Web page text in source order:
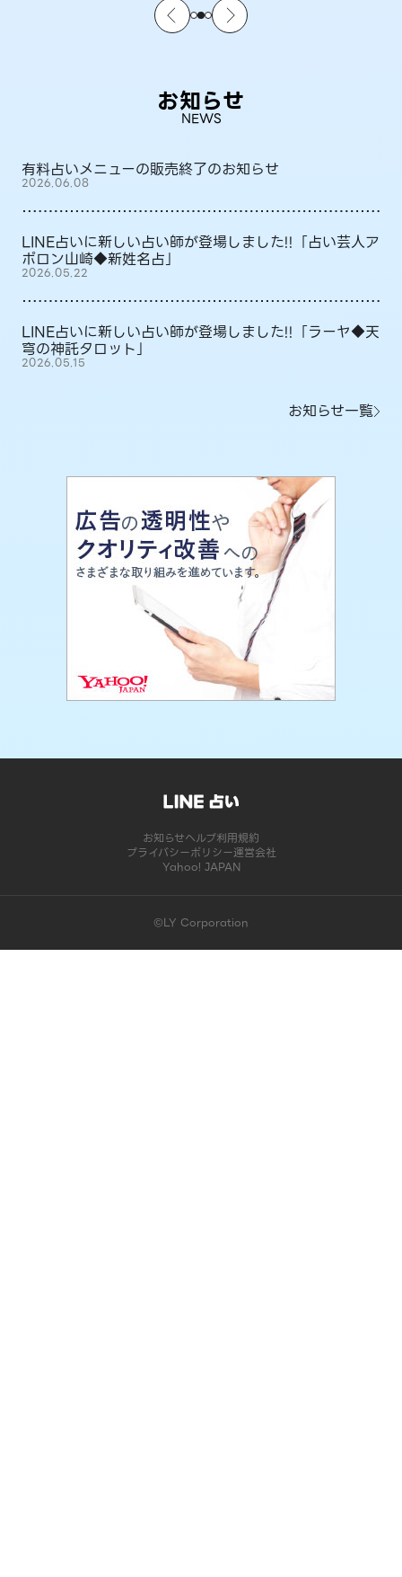
お知らせ
NEWS
有料占いメニューの販売終了のお知らせ
2026.06.08
LINE占いに新しい占い師が登場しました!!「占い芸人ア
ポロン山崎◆新姓名占」
2026.05.22
LINE占いに新しい占い師が登場しました!!「ラーヤ◆天
穹の神託タロット」
2026.05.15
お知らせ一覧
お知らせヘルプ利用規約
プライバシーポリシー運営会社
Yahoo! JAPAN
©LY Corporation
このコンテンツは掲載が終了しました | LINE占い